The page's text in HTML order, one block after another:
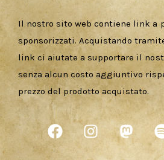
Il nostro sito web contiene link a
sponsorizzati. Acquistando
link ci aiutate a supportare il
senza alcun costo aggiuntivo
prezzo del prodotto acquistato.